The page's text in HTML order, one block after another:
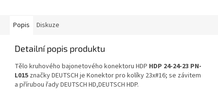
Popis Diskuze
Detailní popis produktu
Tělo kruhového bajonetového konektoru HDP HDP 24-24-23 PN-
L015 značky DEUTSCH je Konektor pro kolíky 23x#16; se závitem
a přírubou řady DEUTSCH HD,DEUTSCH HDP.